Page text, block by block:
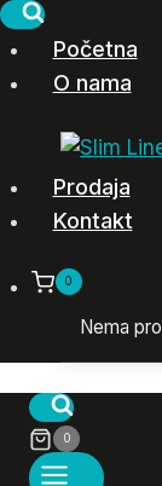
Skip
to
content
Početna
O nama
Prodaja
Kontakt
0
Nema
0